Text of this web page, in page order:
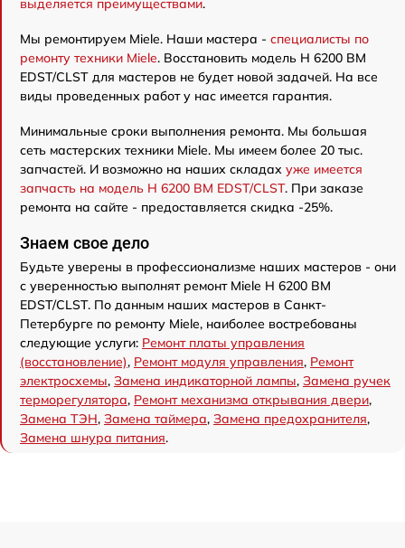
выделяется преимуществами.
Мы ремонтируем Miele. Наши мастера - специалисты по
ремонту техники Miele. Восстановить модель H 6200 BM
EDST/CLST для мастеров не будет новой задачей. На все
виды проведенных работ у нас имеется гарантия.
Минимальные сроки выполнения ремонта. Мы большая
сеть мастерских техники Miele. Мы имеем более 20 тыс.
запчастей. И возможно на наших складах уже имеется
запчасть на модель H 6200 BM EDST/CLST. При заказе
ремонта на сайте - предоставляется скидка -25%.
Знаем свое дело
Будьте уверены в профессионализме наших мастеров - они
с уверенностью выполнят ремонт Miele H 6200 BM
EDST/CLST. По данным наших мастеров в Санкт-
Петербурге по ремонту Miele, наиболее востребованы
следующие услуги: Ремонт платы управления
(восстановление), Ремонт модуля управления, Ремонт
электросхемы, Замена индикаторной лампы, Замена ручек
терморегулятора, Ремонт механизма открывания двери,
Замена ТЭН, Замена таймера, Замена предохранителя,
Замена шнура питания.